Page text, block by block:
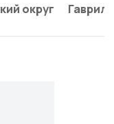
округ